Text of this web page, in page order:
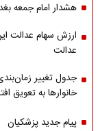
هشدار امام جمعه
عدالت
جدول تغییر
خانوارها به تعویق
پیام جدید پزشکیان